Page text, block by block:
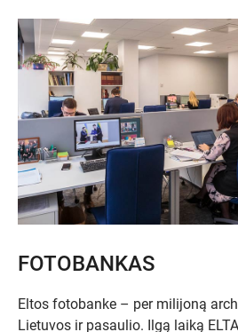
FOTOBANKAS
Eltos fotobanke – per milijoną
Lietuvos ir pasaulio. Ilgą laiką